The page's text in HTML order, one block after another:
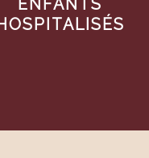
ENFANTS